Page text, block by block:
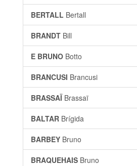
BERTALL Bertall
BRANDT Bill
E BRUNO Botto
BRANCUSI Brancusi
BRASSAÏ Brassaï
BALTAR Brígida
BARBEY Bruno
BRAQUEHAIS Bruno